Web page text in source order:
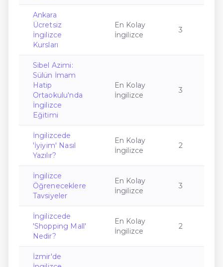
Ankara
Ücretsiz
İngilizce
Kursları
En Kolay
İngilizce
3
Sibel Azimi:
Sülün İmam
Hatip
Ortaokulu'nda
İngilizce
Eğitimi
En Kolay
İngilizce
3
İngilizcede
'İyiyim' Nasıl
Yazılır?
En Kolay
İngilizce
2
İngilizce
Öğreneceklere
Tavsiyeler
En Kolay
İngilizce
3
İngilizcede
'Shopping Mall'
Nedir?
En Kolay
İngilizce
2
İzmir'de